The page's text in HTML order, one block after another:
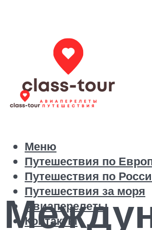
Путешествия по
Путешествия по
Путешествия за моря
Авиаперелеты
Контакты
Меню